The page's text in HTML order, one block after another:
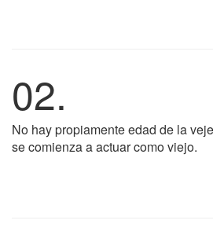
02.
No hay propiamente edad de la
se comienza a actuar como viejo.